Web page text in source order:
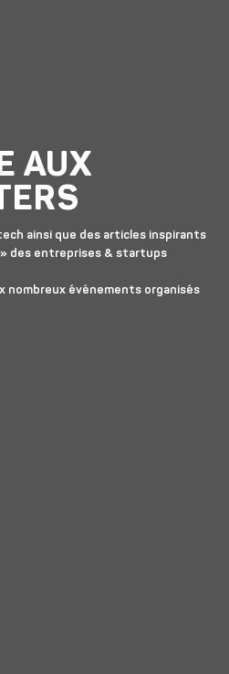
AUX
ainsi que des articles inspirants
des entreprises & startups
nombreux événements organisés